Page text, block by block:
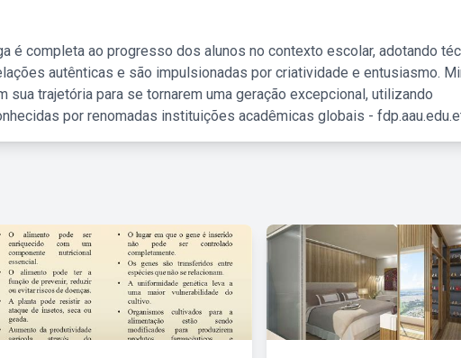
é completa ao progresso dos alunos no contexto escolar, adotando
autênticas e são impulsionadas por criatividade e entusiasmo.
sua trajetória para se tornarem uma geração excepcional, utilizando
por renomadas instituições acadêmicas globais -